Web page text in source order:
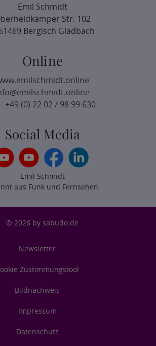
Emil Schmidt
Str. 102
Bergisch Gladbach
Online
(0) 22 02 / 98 99 630
Social Media
Emil Schmidt
aus Funk und Fernsehen.
© 2026 by sabudo.de
Newsletter
Zustimmungstool
Bildnachweis
Impressum
Datenschutz